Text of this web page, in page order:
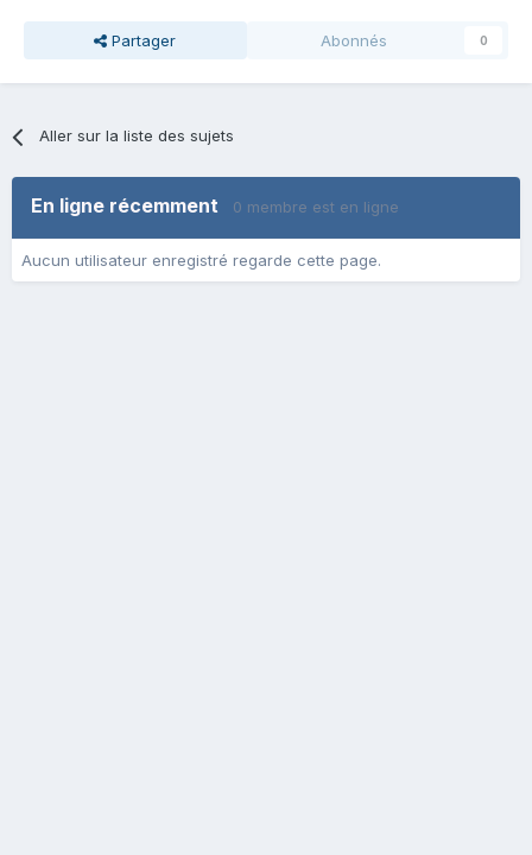
Partager Abonnés 0
Aller sur la liste des sujets
En ligne récemment 0 membre est en ligne
Aucun utilisateur enregistré regarde cette page.